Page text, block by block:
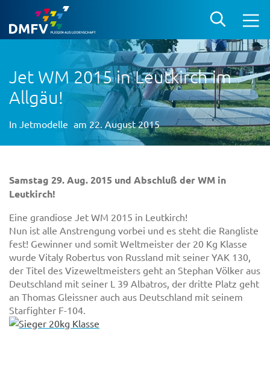
Jet WM 2015 in Leutkirch im
Allgäu!
In Jetmodelle am 22. August 2015
Samstag 29. Aug. 2015 und Abschluß der WM in
Leutkirch!
Eine grandiose Jet WM 2015 in Leutkirch!
Nun ist alle Anstrengung vorbei und es steht die Rangliste
fest! Gewinner und somit Weltmeister der 20 Kg Klasse
wurde Vitaly Robertus von Russland mit seiner YAK 130,
der Titel des Vizeweltmeisters geht an Stephan Völker aus
Deutschland mit seiner L 39 Albatros, der dritte Platz geht
an Thomas Gleissner auch aus Deutschland mit seinem
Starfighter F-104.